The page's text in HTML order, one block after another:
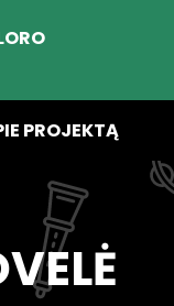
PROJEKTĄ